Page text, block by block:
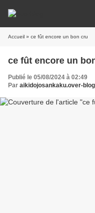
Accueil » ce fût encore un bon cru
ce fût encore un
Publié le 05/08/2024 à 02:49
Par aikidojosankaku.over-